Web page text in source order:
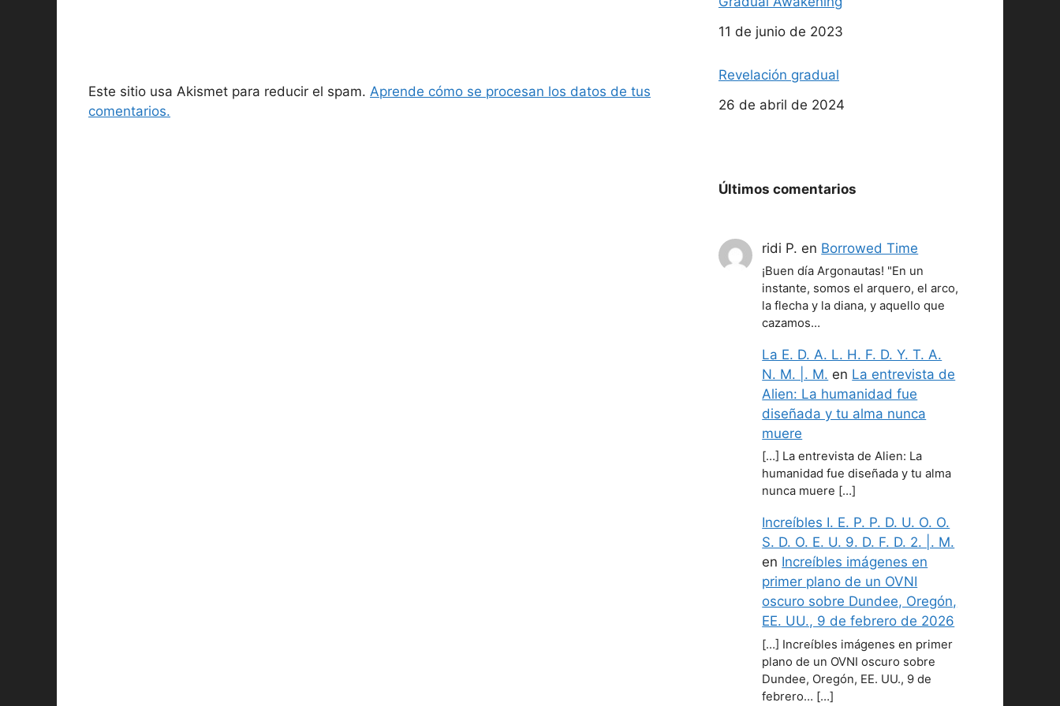
Este sitio usa Akismet para reducir el spam. Aprende cómo se procesan los datos de tus
comentarios.
Fecha
11 de junio de 2023
Revelación gradual
Fecha
26 de abril de 2024
Últimos comentarios
ridi P. en Borrowed Time
¡Buen día Argonautas! "En un
instante, somos el arquero, el arco,
la flecha y la diana, y aquello que
cazamos…
La E. D. A. L. H. F. D. Y. T. A.
N. M. |. M. en La entrevista de
Alien: La humanidad fue
diseñada y tu alma nunca
muere
[…] La entrevista de Alien: La
humanidad fue diseñada y tu alma
nunca muere […]
Increíbles I. E. P. P. D. U. O. O.
S. D. O. E. U. 9. D. F. D. 2. |. M.
en Increíbles imágenes en
primer plano de un OVNI
oscuro sobre Dundee, Oregón,
EE. UU., 9 de febrero de 2026
[…] Increíbles imágenes en primer
plano de un OVNI oscuro sobre
Dundee, Oregón, EE. UU., 9 de
febrero… […]